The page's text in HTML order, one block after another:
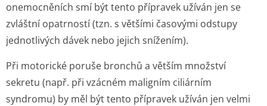
onemocněních smí být tento přípravek užíván jen se
zvláštní opatrností (tzn. s většími časovými odstupy
jednotlivých dávek nebo jejich snížením).
Při motorické poruše bronchů a větším množství
sekretu (např. při vzácném maligním ciliárním
syndromu) by měl být tento přípravek užíván jen velmi